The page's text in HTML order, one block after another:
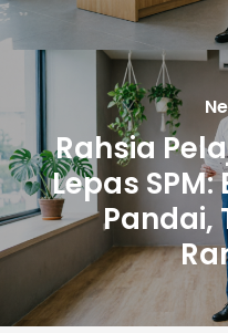
Rahsia
Lepas
Pandai,